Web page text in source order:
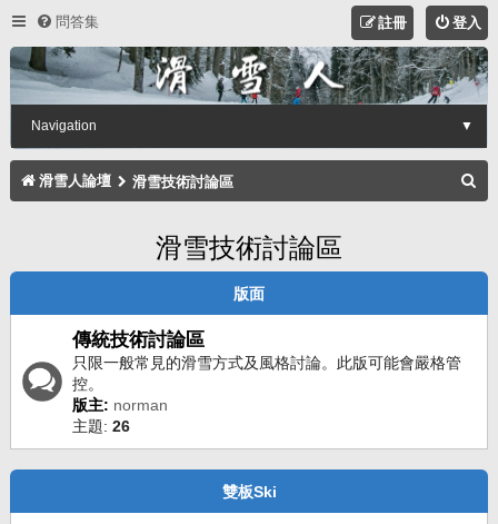
問答集 登入
註冊
Navigation ▼
滑雪人論壇 滑雪技術討論區
滑雪技術討論區
版面
傳統技術討論區
只限一般常見的滑雪方式及風格討論。此版可能會嚴格管
控。
版主: norman
主題: 26
雙板Ski